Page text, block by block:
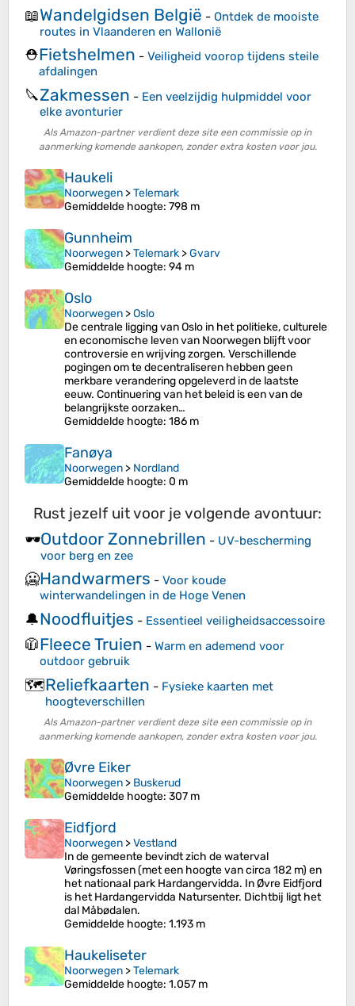
📖Wandelgidsen België - Ontdek de mooiste
routes in Vlaanderen en Wallonië
⛑️Fietshelmen - Veiligheid voorop tijdens steile
afdalingen
🔪Zakmessen - Een veelzijdig hulpmiddel voor
elke avonturier
Als Amazon-partner verdient deze site een commissie op in
aanmerking komende aankopen, zonder extra kosten voor jou.
Haukeli
Noorwegen >Telemark
Gemiddelde hoogte: 798 m
Gunnheim
Noorwegen >Telemark >Gvarv
Gemiddelde hoogte: 94 m
Oslo
Noorwegen >Oslo
De centrale ligging van Oslo in het politieke, culturele
en economische leven van Noorwegen blijft voor
controversie en wrijving zorgen. Verschillende
pogingen om te decentraliseren hebben geen
merkbare verandering opgeleverd in de laatste
eeuw. Continuering van het beleid is een van de
belangrijkste oorzaken…
Gemiddelde hoogte: 186 m
Fanøya
Noorwegen > Nordland
Gemiddelde hoogte: 0 m
Rust jezelf uit voor je volgende avontuur:
🕶️Outdoor Zonnebrillen - UV-bescherming
voor berg en zee
🥶Handwarmers - Voor koude
winterwandelingen in de Hoge Venen
🔔Noodfluitjes - Essentieel veiligheidsaccessoire
🧥Fleece Truien - Warm en ademend voor
outdoor gebruik
🗺️Reliefkaarten - Fysieke kaarten met
hoogteverschillen
Als Amazon-partner verdient deze site een commissie op in
aanmerking komende aankopen, zonder extra kosten voor jou.
Øvre Eiker
Noorwegen > Buskerud
Gemiddelde hoogte: 307 m
Eidfjord
Noorwegen >Vestland
In de gemeente bevindt zich de waterval
Vøringsfossen (met een hoogte van circa 182 m) en
het nationaal park Hardangervidda. In Øvre Eidfjord
is het Hardangervidda Natursenter. Dichtbij ligt het
dal Måbødalen.
Gemiddelde hoogte: 1.193 m
Haukeliseter
Noorwegen >Telemark
Gemiddelde hoogte: 1.057 m